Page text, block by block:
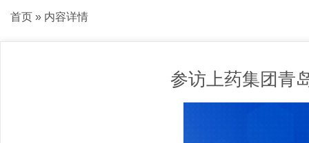
首页 » 内容详情
参访上药集团青